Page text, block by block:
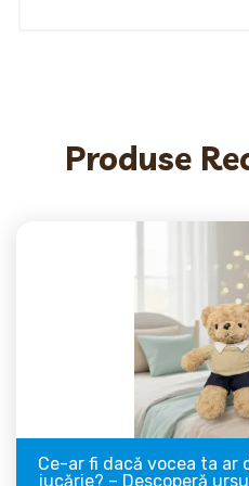
Produse
Ce-ar fi dacă vocea ta ar
jucărie? – Descoperă